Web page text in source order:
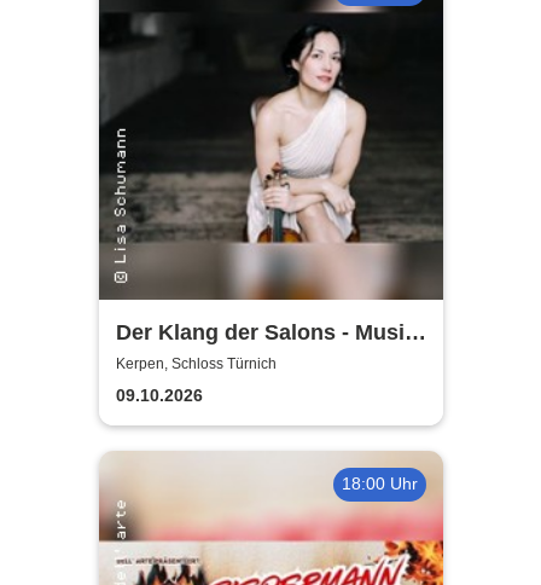
Der Klang der Salons - Musik
und Gesellschaft bei Marcel
Proust
Kerpen, Schloss Türnich
09.10.2026
18:00 Uhr